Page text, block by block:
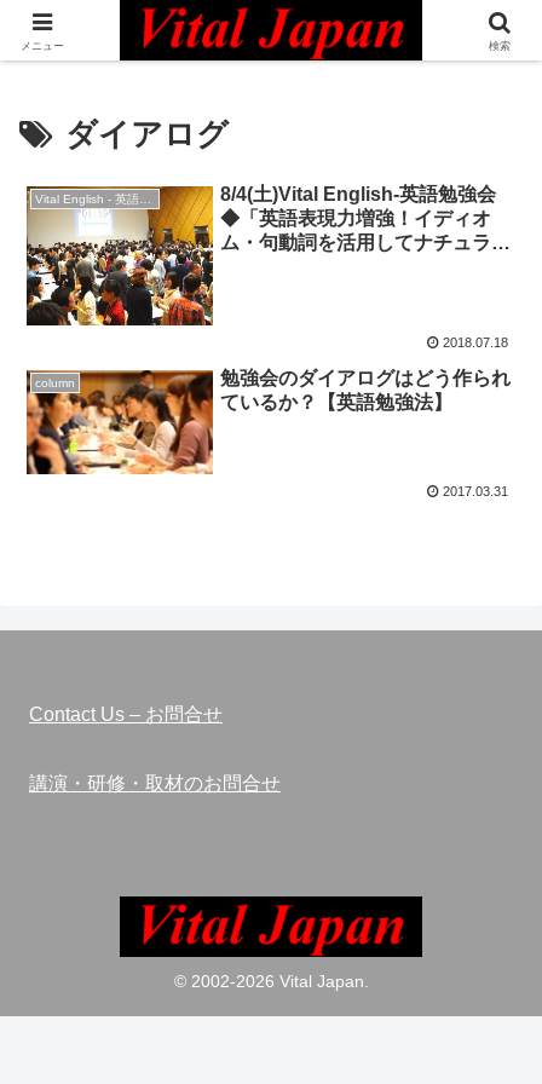
日本最大級の英語コミュニティ・Bilingual Professionals Network
ダイアログ
Vital English - 英語勉強会
8/4(土)Vital English-英語勉強会
◆「英語表現力増強！イディオ
ム・句動詞を活用してナチュラル
2018.07.18
column
勉強会のダイアログはどう作られ
ているか？【英語勉強法】
2017.03.31
Contact Us – お問合せ
講演・研修・取材のお問合せ
© 2002-2026 Vital Japan.
メニュー 検索